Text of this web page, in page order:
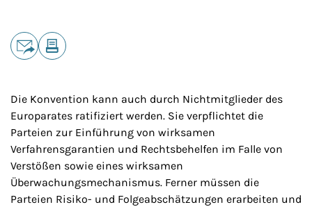
Teilen
Die Konvention kann auch durch Nichtmitglieder des
Europarates ratifiziert werden. Sie verpflichtet die
Parteien zur Einführung von wirksamen
Verfahrensgarantien und Rechtsbehelfen im Falle von
Verstößen sowie eines wirksamen
Überwachungsmechanismus. Ferner müssen die
Parteien Risiko- und Folgeabschätzungen erarbeiten und